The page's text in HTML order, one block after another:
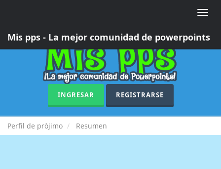
Toggle
Mis pps - La mejor comunidad de powerpoints
INGRESAR REGISTRARSE
Perfil de pròjimo Resumen